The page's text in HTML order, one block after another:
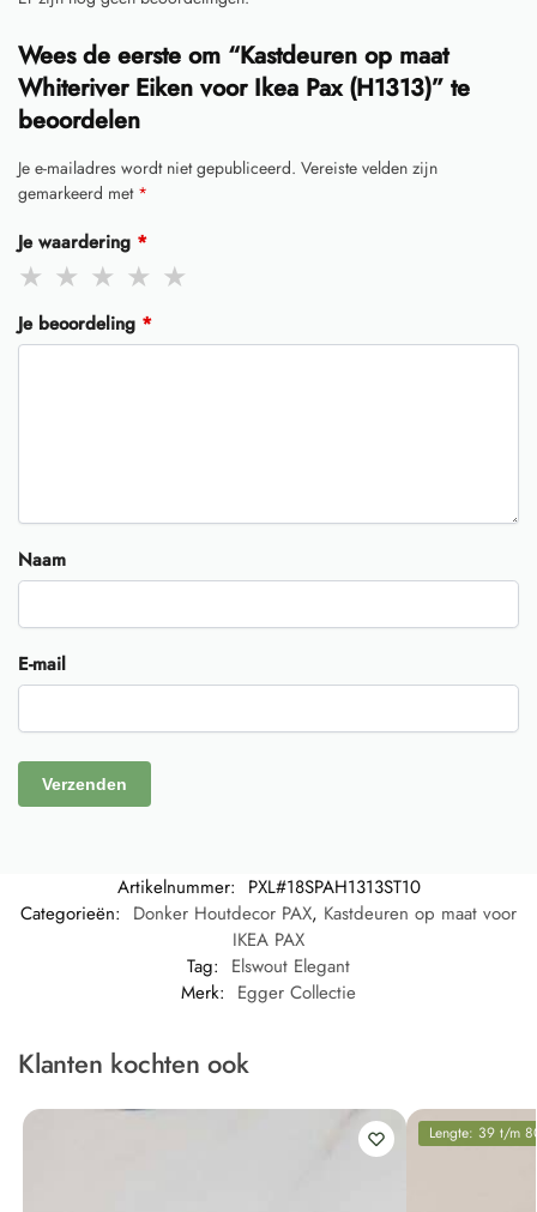
Wees de eerste om “Kastdeuren op maat
Whiteriver Eiken voor Ikea Pax (H1313)” te
beoordelen
Je e-mailadres wordt niet gepubliceerd. Vereiste velden zijn
gemarkeerd met *
Je waardering *
Je beoordeling *
Naam
E-mail
Artikelnummer: PXL#18SPAH1313ST10
Categorieën: Donker Houtdecor PAX, Kastdeuren op maat voor
IKEA PAX
Tag: Elswout Elegant
Merk: Egger Collectie
Klanten kochten ook
Lengte: 39 t/m